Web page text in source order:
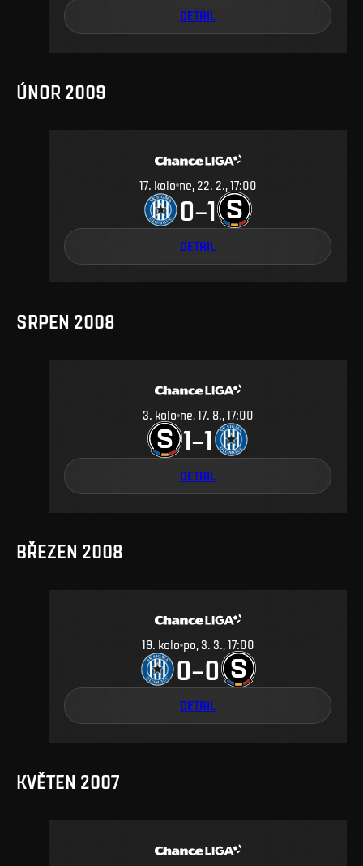
DETAIL
ÚNOR 2009
17. kolo ne, 22. 2., 17:00
0–1
DETAIL
SRPEN 2008
3. kolo ne, 17. 8., 17:00
1–1
DETAIL
BŘEZEN 2008
19. kolo po, 3. 3., 17:00
0–0
DETAIL
KVĚTEN 2007